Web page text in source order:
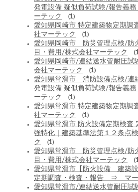
発電設備 疑似負荷試験/報告義
ーテック
(1)
愛知県岡崎市 特定建築物定期調
社マーテック
(1)
愛知県岡崎市 防災管理点検/防
目・費用/株式会社マーテック
愛知県岡崎市/連結送水管耐圧
会社マーテック
(1)
愛知県常滑市 消防設備点検/連
発電設備 疑似負荷試験/報告義
ーテック
(1)
愛知県常滑市 特定建築物定期調
社マーテック
(1)
愛知県常滑市 防火設備定期検査
強特化｜建築基準法第１２条点
ク
(1)
愛知県常滑市 防災管理点検/防
目・費用/株式会社マーテック
愛知県常滑市【防火設備 建築
定期調査・検査・報告 ⇒ マー
愛知県常滑市/連結送水管耐圧